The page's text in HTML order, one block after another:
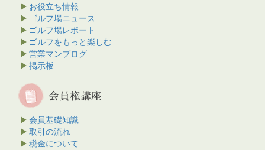
お役立ち情報
ゴルフ場ニュース
ゴルフ場レポート
ゴルフをもっと楽しむ
営業マンブログ
掲示板
会員基礎知識
取引の流れ
税金について